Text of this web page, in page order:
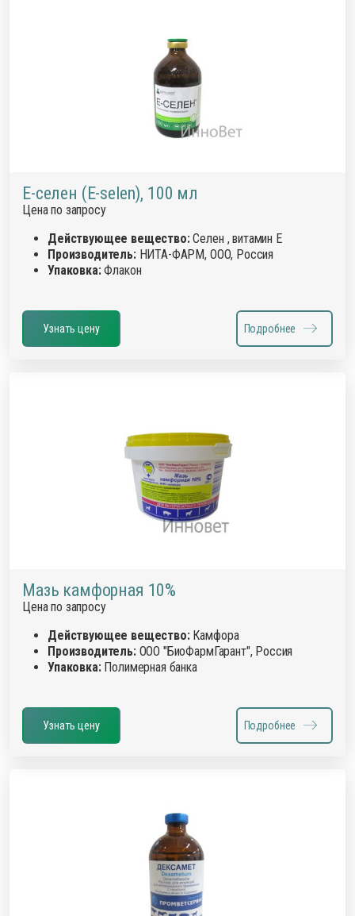
Е-селен (E-selen), 100 мл
Цена по запросу
Действующее вещество:Селен , витамин Е
Производитель:НИТА-ФАРМ, ООО, Россия
Упаковка:Флакон
Узнать цену Подробнее
Мазь камфорная 10%
Цена по запросу
Действующее вещество:Камфора
Производитель:ООО "БиоФармГарант", Россия
Упаковка:Полимерная банка
Узнать цену Подробнее